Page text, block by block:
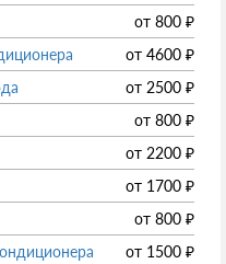
от 800 ₽
от 4600 ₽
от 2500 ₽
от 800 ₽
от 2200 ₽
от 1700 ₽
от 800 ₽
от 1500 ₽